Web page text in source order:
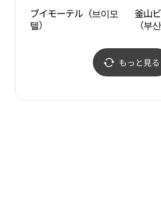
ブイモーテル（브이모
텔）
釜山
（부
もっと見る